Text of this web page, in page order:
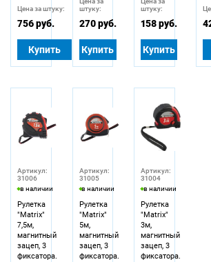
Цена за штуку:
756 руб.
Купить
штуку:
270 руб.
Купить
штуку:
158 руб.
Купить
Артикул:
31006
в наличии
Рулетка
"Matrix"
7,5м,
магнитный
зацеп, 3
фиксатора.
Артикул:
31005
в наличии
Рулетка
"Matrix"
5м,
магнитный
зацеп, 3
фиксатора.
Артикул:
31004
в наличии
Рулетка
"Matrix"
3м,
магнитный
зацеп, 3
фиксатора.